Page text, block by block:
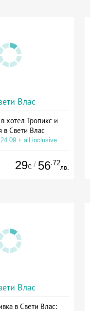
Влас
хотел Тропикс и
в Свети Влас
+ all inclusive
29€ / 56.72
лв.
Влас
в Свети Влас: